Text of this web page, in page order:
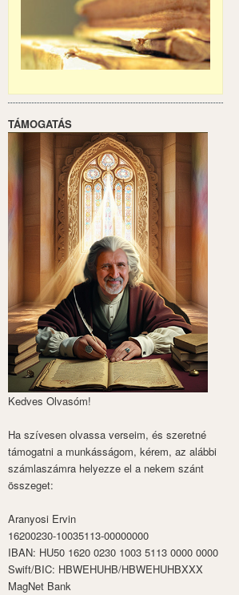
TÁMOGATÁS
Kedves Olvasóm!
Ha szívesen olvassa verseim, és szeretné
támogatni a munkásságom, kérem, az alábbi
számlaszámra helyezze el a nekem szánt
összeget:
Aranyosi Ervin
16200230-10035113-00000000
IBAN: HU50 1620 0230 1003 5113 0000 0000
Swift/BIC: HBWEHUHB/HBWEHUHBXXX
MagNet Bank